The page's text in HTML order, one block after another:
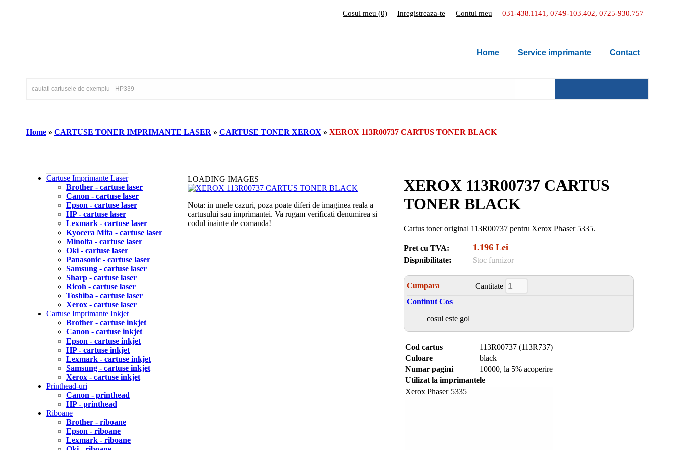
031-438.1141, 0749-103.402, 0725-930.757
Contul meu
Inregistreaza-te
Cosul meu (0)
Home Service imprimante Contact
Home » CARTUSE TONER IMPRIMANTE LASER » CARTUSE TONER XEROX » XEROX 113R00737 CARTUS TONER BLACK
Cartuse Imprimante Laser
Brother - cartuse laser
Canon - cartuse laser
Epson - cartuse laser
HP - cartuse laser
Lexmark - cartuse laser
Kyocera Mita - cartuse laser
Minolta - cartuse laser
Oki - cartuse laser
Panasonic - cartuse laser
Samsung - cartuse laser
Sharp - cartuse laser
Ricoh - cartuse laser
Toshiba - cartuse laser
Xerox - cartuse laser
Cartuse Imprimante Inkjet
Brother - cartuse inkjet
Canon - cartuse inkjet
Epson - cartuse inkjet
HP - cartuse inkjet
Lexmark - cartuse inkjet
Samsung - cartuse inkjet
Xerox - cartuse inkjet
Printhead-uri
Canon - printhead
HP - printhead
Riboane
Brother - riboane
Epson - riboane
Lexmark - riboane
LOADING IMAGES
Nota: in unele cazuri, poza poate diferi de imaginea reala a
cartusului sau imprimantei. Va rugam verificati denumirea si
codul inainte de comanda!
XEROX 113R00737 CARTUS
TONER BLACK
Cartus toner original 113R00737 pentru Xerox Phaser 5335.
Pret cu TVA: 1.196 Lei
Dispnibilitate: Stoc furnizor
Cumpara
Cantitate
Continut Cos
cosul este gol
Cod cartus
113R00737 (113R737)
Culoare
black
Numar pagini
10000, la 5% acoperire
Utilizat la imprimantele
Xerox Phaser 5335